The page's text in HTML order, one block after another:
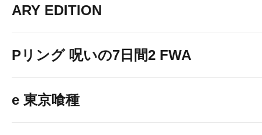
ARY EDITION
Pリング 呪いの7日間2 FWA
e 東京喰種